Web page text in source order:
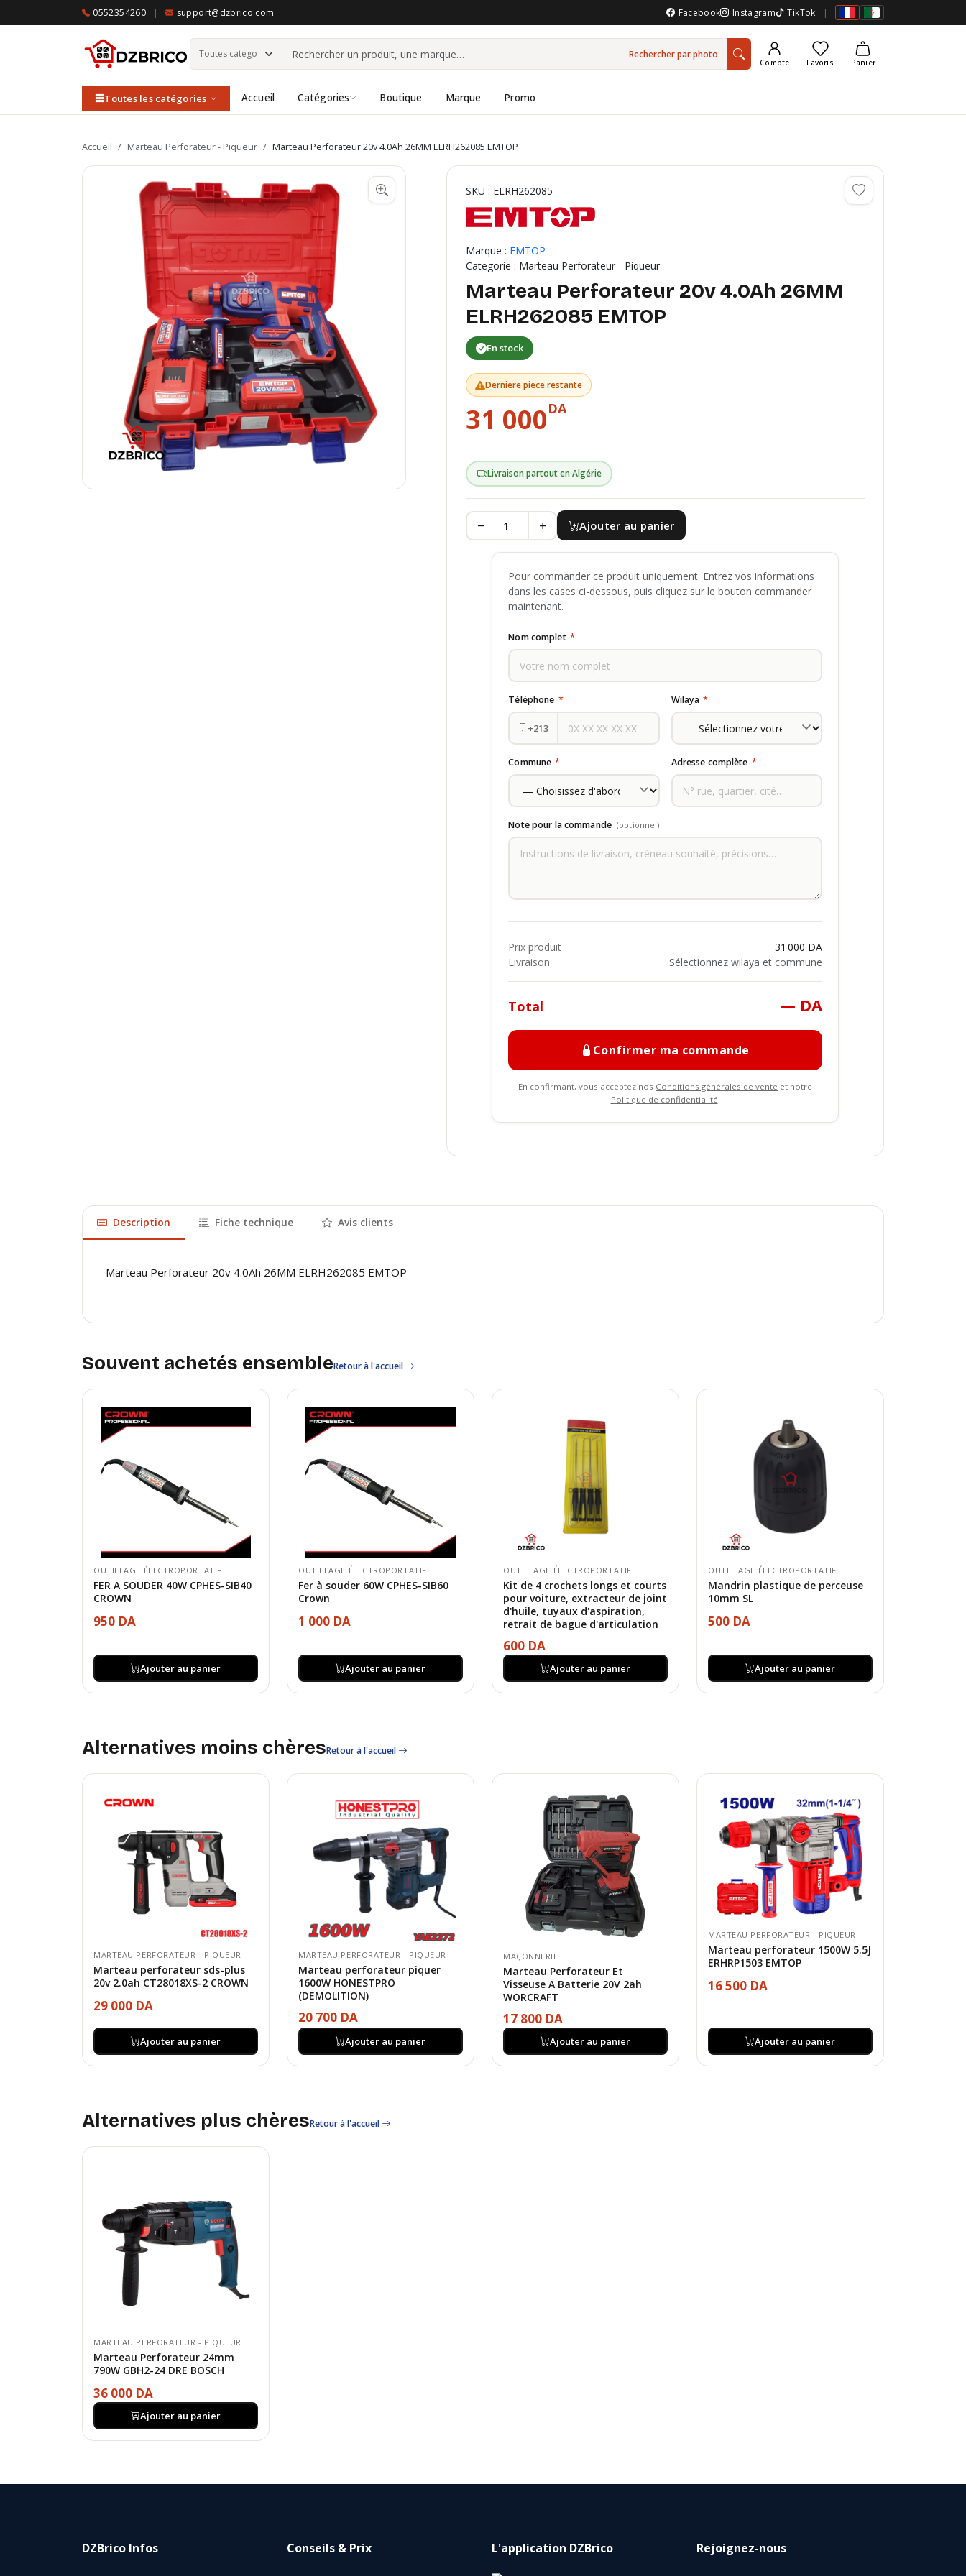
0552354260 | support@dzbrico.com Facebook Instagram TikTok |
Rechercher par photo
Compte Favoris Panier
Toutes les catégories Accueil Catégories Boutique Marque Promo
Accueil / Marteau Perforateur - Piqueur / Marteau Perforateur 20v 4.0Ah 26MM ELRH262085 EMTOP
SKU : ELRH262085
Marque : EMTOP
Categorie : Marteau Perforateur - Piqueur
Marteau Perforateur 20v 4.0Ah 26MM
ELRH262085 EMTOP
En stock
Derniere piece restante
31 000DA
Livraison partout en Algérie
− + Ajouter au panier
Pour commander ce produit uniquement. Entrez vos informations
dans les cases ci-dessous, puis cliquez sur le bouton commander
maintenant.
Nom complet *
Téléphone *
+213
Wilaya *
Commune * Adresse complète *
Note pour la commande (optionnel)
Prix produit
31 000 DA
Livraison
Sélectionnez wilaya et commune
Total — DA
Confirmer ma commande
En confirmant, vous acceptez nos Conditions générales de vente et notre
Politique de confidentialité.
Description Fiche technique Avis clients
Marteau Perforateur 20v 4.0Ah 26MM ELRH262085 EMTOP
Souvent achetés ensembleRetour à l'accueil
OUTILLAGE ÉLECTROPORTATIF
FER A SOUDER 40W CPHES-SIB40
CROWN
950 DA
Ajouter au panier
OUTILLAGE ÉLECTROPORTATIF
Fer à souder 60W CPHES-SIB60
Crown
1 000 DA
Ajouter au panier
OUTILLAGE ÉLECTROPORTATIF
Kit de 4 crochets longs et courts
pour voiture, extracteur de joint
d'huile, tuyaux d'aspiration,
retrait de bague d'articulation
600 DA
Ajouter au panier
OUTILLAGE ÉLECTROPORTATIF
Mandrin plastique de perceuse
10mm SL
500 DA
Ajouter au panier
Alternatives moins chèresRetour à l'accueil
MARTEAU PERFORATEUR - PIQUEUR
Marteau perforateur sds-plus
20v 2.0ah CT28018XS-2 CROWN
29 000 DA
Ajouter au panier
MARTEAU PERFORATEUR - PIQUEUR
Marteau perforateur piquer
1600W HONESTPRO
(DEMOLITION)
20 700 DA
Ajouter au panier
MAÇONNERIE
Marteau Perforateur Et
Visseuse A Batterie 20V 2ah
WORCRAFT
17 800 DA
Ajouter au panier
MARTEAU PERFORATEUR - PIQUEUR
Marteau perforateur 1500W 5.5J
ERHRP1503 EMTOP
16 500 DA
Ajouter au panier
Alternatives plus chèresRetour à l'accueil
MARTEAU PERFORATEUR - PIQUEUR
Marteau Perforateur 24mm
790W GBH2-24 DRE BOSCH
36 000 DA
Ajouter au panier
DZBrico Infos Conseils & Prix L'application DZBrico Rejoignez-nous